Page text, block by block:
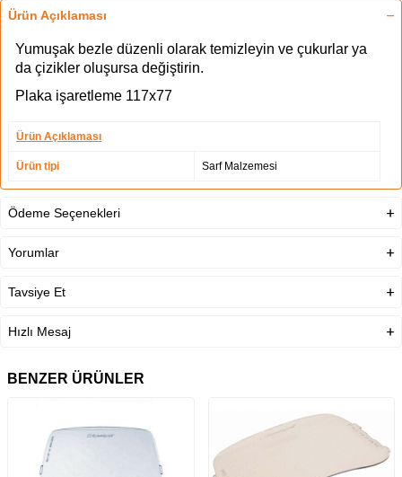
Ürün Açıklaması
Yumuşak bezle düzenli olarak temizleyin ve çukurlar ya
da çizikler oluşursa değiştirin.
Plaka işaretleme 117x77
Ürün Açıklaması
Ürün tipi Sarf Malzemesi
Ödeme Seçenekleri
Yorumlar
Tavsiye Et
Hızlı Mesaj
BENZER ÜRÜNLER